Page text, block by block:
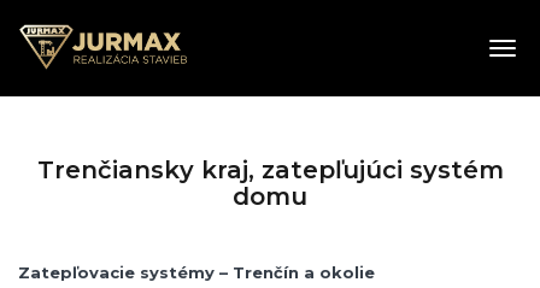
na
hlavný
Trenčiansky kraj, zatepľujúci systém
domu
Zatepľovacie systémy – Trenčín a okolie